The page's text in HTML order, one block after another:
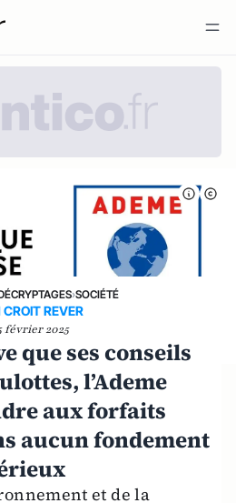
›SOCIÉTÉ
CROIT REVER
février 2025
que ses conseils
l’Ademe
aux forfaits
aucun fondement
et de la